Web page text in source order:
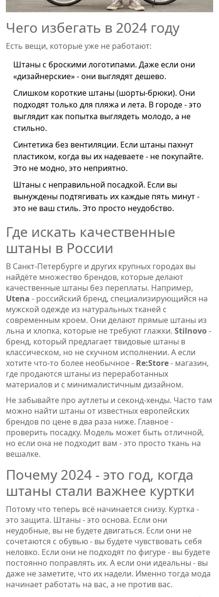
Чего избегать в 2024 году
Есть вещи, которые уже не работают:
Штаны с броскими логотипами. Даже если они
«дизайнерские» - они выглядят дешево.
Слишком короткие штаны (шорты-брюки). Они
подходят только для пляжа и лета. В городе - это
выглядит как попытка выглядеть молодо, а не
стильно.
Синтетика без вентиляции. Если штаны пахнут
пластиком, когда вы их надеваете - не покупайте.
Это не модно, это неприятно.
Штаны с неправильной посадкой. Если вы
вынуждены подтягивать их каждые пять минут -
это не ваш стиль. Это просто неудобство.
Где искать качественные
штаны в России
В Санкт-Петербурге и других крупных городах вы
найдёте множество брендов, которые делают
качественные штаны без переплаты. Например,
Utena - российский бренд, специализирующийся на
мужской одежде из натуральных тканей с
современным кроем. Они делают прямые штаны из
льна и хлопка, которые не требуют глажки. Stilnovo-
бренд, который предлагает твидовые штаны в
классическом, но не скучном исполнении. А если
хотите что-то более необычное - Re:Store- магазин,
где продаются штаны из переработанных
материалов и с минималистичным дизайном.
Не забывайте про аутлеты и секонд-хенды. Часто там
можно найти штаны от известных европейских
брендов по цене в два раза ниже. Главное -
проверить посадку. Модель может быть отличной,
но если она не подходит вам - это просто ткань на
вешалке.
Почему 2024 - это год, когда
штаны стали важнее куртки
Потому что теперь всё начинается снизу. Куртка -
это защита. Штаны - это основа. Если они
неудобные, вы не будете двигаться. Если они не
сочетаются с обувью - вы будете чувствовать себя
неловко. Если они не подходят по фигуре - вы будете
постоянно поправлять их. А если они идеальны - вы
даже не заметите, что их надели. Именно тогда мода
начинает работать на вас, а не против вас.